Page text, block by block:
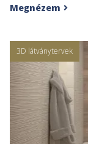
Megnézem 
3D látványtervek